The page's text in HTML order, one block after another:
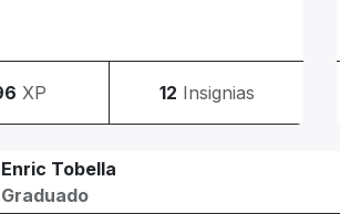
XP 12 Insignias
Enric Tobella
Graduado